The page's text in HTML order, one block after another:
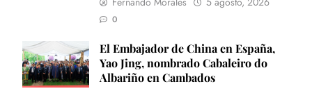
0
El Embajador de China en España,
Yao Jing, nombrado Cabaleiro do
Albariño en Cambados